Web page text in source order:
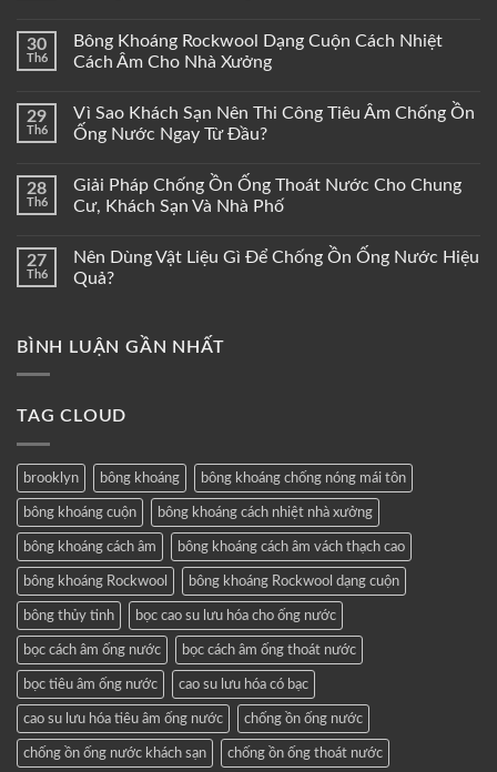
30
Th6
Bông Khoáng Rockwool Dạng Cuộn Cách Nhiệt
Cách Âm Cho Nhà Xưởng
29
Th6
Vì Sao Khách Sạn Nên Thi Công Tiêu Âm Chống Ồn
Ống Nước Ngay Từ Đầu?
28
Th6
Giải Pháp Chống Ồn Ống Thoát Nước Cho Chung
Cư, Khách Sạn Và Nhà Phố
27
Th6
Nên Dùng Vật Liệu Gì Để Chống Ồn Ống Nước Hiệu
Quả?
BÌNH LUẬN GẦN NHẤT
TAG CLOUD
brooklyn bông khoáng bông khoáng chống nóng mái tôn
bông khoáng cuộn bông khoáng cách nhiệt nhà xưởng
bông khoáng cách âm bông khoáng cách âm vách thạch cao
bông khoáng Rockwool bông khoáng Rockwool dạng cuộn
bông thủy tinh bọc cao su lưu hóa cho ống nước
bọc cách âm ống nước bọc cách âm ống thoát nước
bọc tiêu âm ống nước cao su lưu hóa có bạc
cao su lưu hóa tiêu âm ống nước chống ồn ống nước
chống ồn ống nước khách sạn chống ồn ống thoát nước